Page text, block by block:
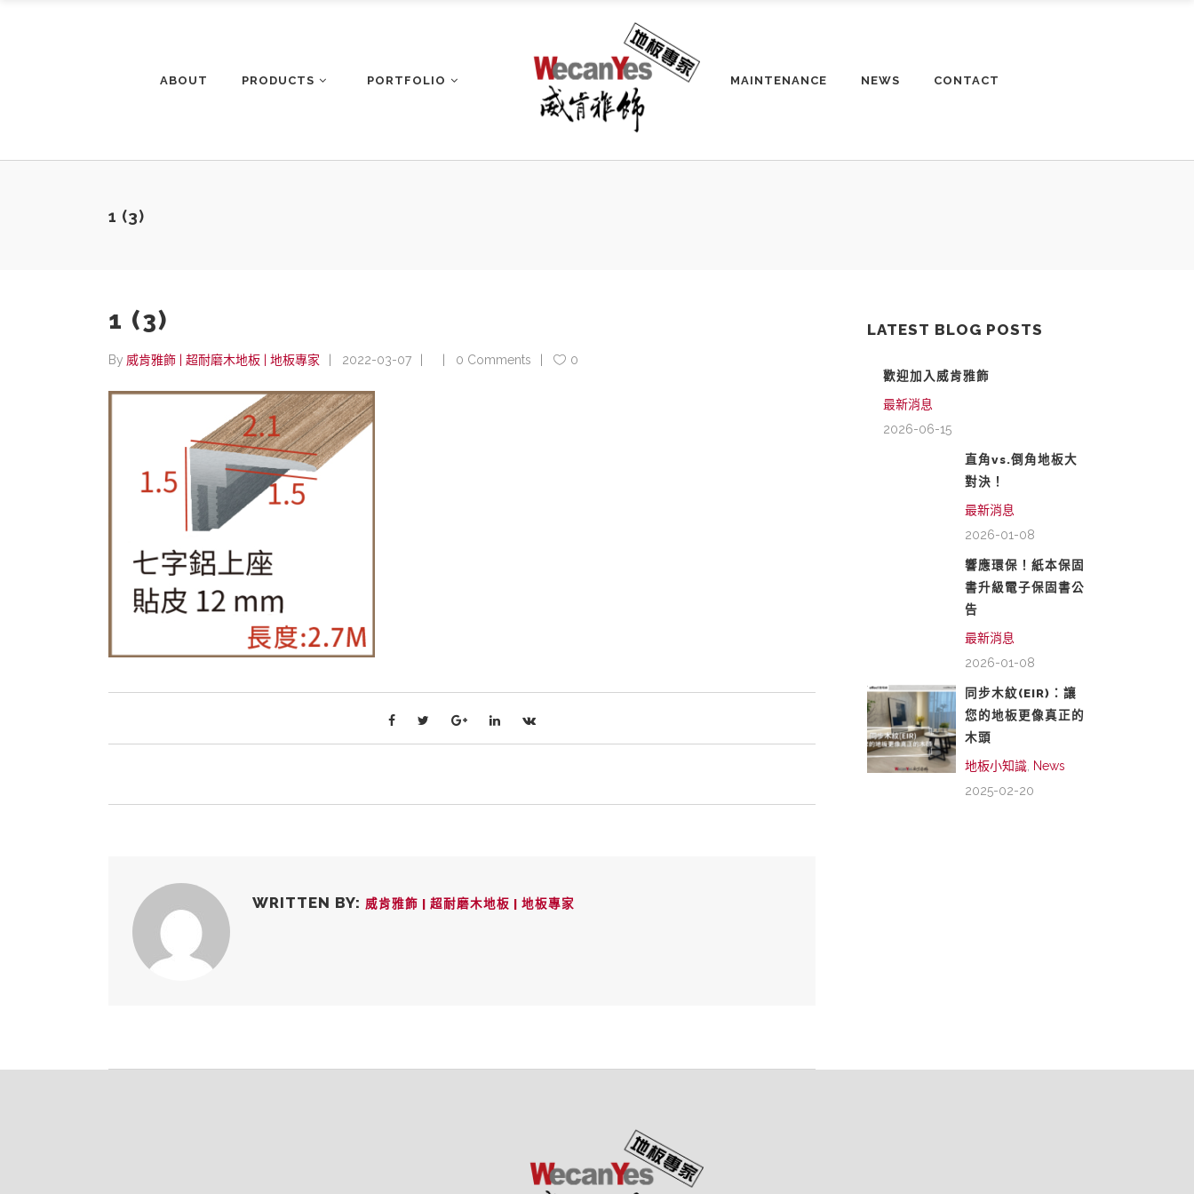
ABOUT PRODUCTS PORTFOLIO MAINTENANCE NEWS CONTACT
1 (3)
1 (3)
By 威肯雅飾 | 超耐磨木地板 | 地板專家 2022-03-07 0 Comments 0
WRITTEN BY: 威肯雅飾 | 超耐磨木地板 | 地板專家
LATEST BLOG POSTS
歡迎加入威肯雅飾
最新消息
2026-06-15
直角vs.倒角地板大
對決！
最新消息
2026-01-08
響應環保！紙本保固
書升級電子保固書公
告
最新消息
2026-01-08
同步木紋(EIR)：讓
您的地板更像真正的
木頭
地板小知識
News
2025-02-20